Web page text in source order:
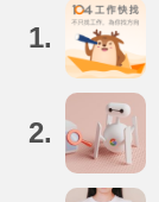
1.
2.